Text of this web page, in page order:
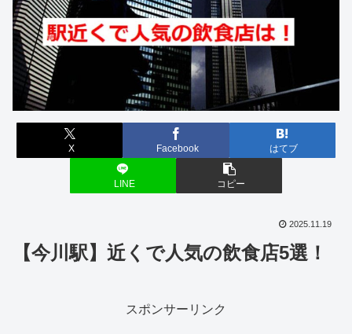
X Facebook はてブ
LINE コピー
2025.11.19
【今川駅】近くで人気の飲食店5選！
スポンサーリンク